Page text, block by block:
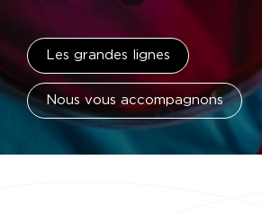
Les grandes lignes
Nous vous accompagnons